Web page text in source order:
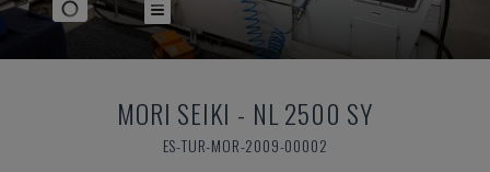
MORI SEIKI - NL 2500 SY
ES-TUR-MOR-2009-00002